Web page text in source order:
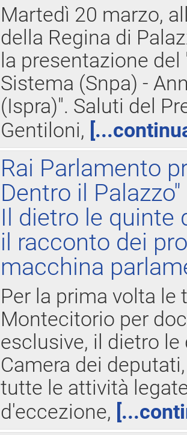
Martedì 20 marzo,
della Regina di
la presentazione
Sistema (Snpa) -
(Ispra)". Saluti del
Gentiloni,
Rai Parlamento
Dentro il Palazzo"
Il dietro le quinte
il racconto dei
macchina
Per la prima volta le
Montecitorio per
esclusive, il dietro
Camera dei
tutte le attività
d'eccezione,